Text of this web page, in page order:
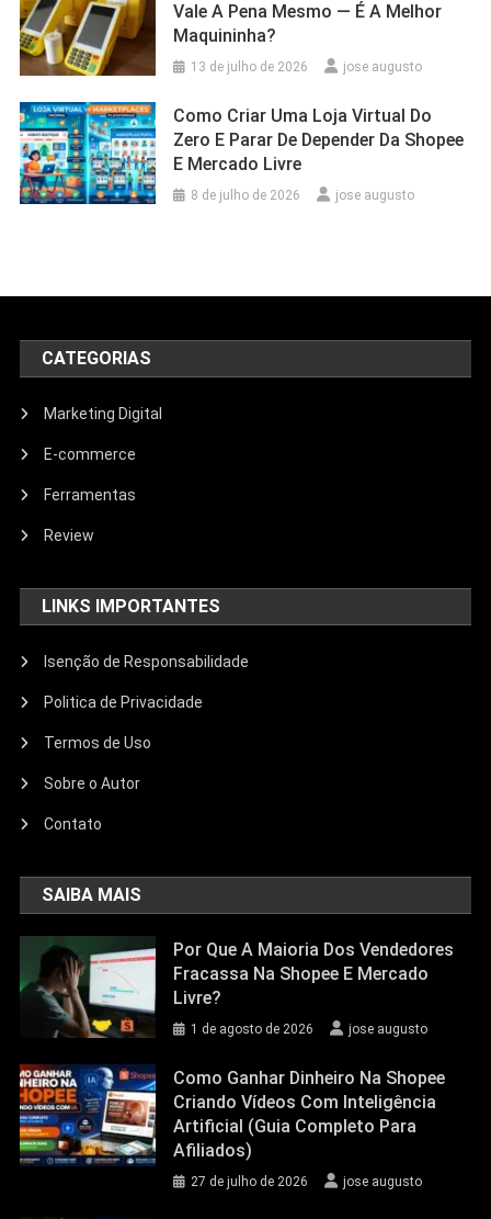
Vale A Pena Mesmo — É A Melhor
Maquininha?
13 de julho de 2026 jose augusto
Como Criar Uma Loja Virtual Do
Zero E Parar De Depender Da Shopee
E Mercado Livre
8 de julho de 2026 jose augusto
CATEGORIAS
Marketing Digital
E-commerce
Ferramentas
Review
LINKS IMPORTANTES
Isenção de Responsabilidade
Politica de Privacidade
Termos de Uso
Sobre o Autor
Contato
SAIBA MAIS
Por Que A Maioria Dos Vendedores
Fracassa Na Shopee E Mercado
Livre?
1 de agosto de 2026 jose augusto
Como Ganhar Dinheiro Na Shopee
Criando Vídeos Com Inteligência
Artificial (Guia Completo Para
Afiliados)
27 de julho de 2026 jose augusto